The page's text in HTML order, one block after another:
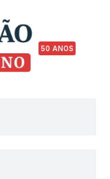
50 ANOS